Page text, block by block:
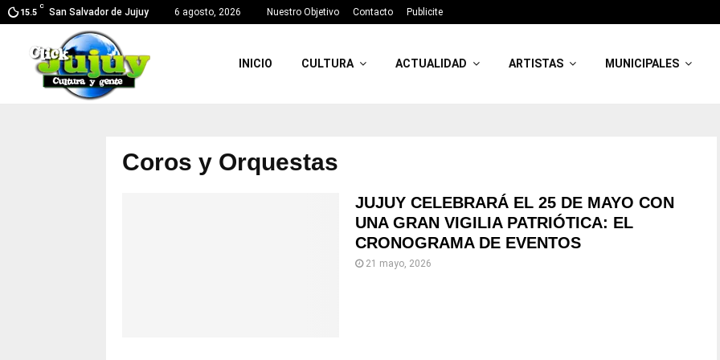
15.5
C
San Salvador de Jujuy 6 agosto, 2026 Nuestro Objetivo Contacto Publicite
INICIO CULTURA ACTUALIDAD ARTISTAS MUNICIPALES
Coros y Orquestas
JUJUY CELEBRARÁ EL 25 DE MAYO CON
UNA GRAN VIGILIA PATRIÓTICA: EL
CRONOGRAMA DE EVENTOS
21 mayo, 2026